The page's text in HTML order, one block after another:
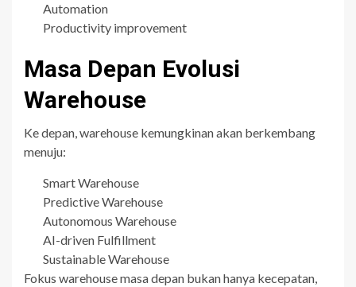
Automation
Productivity improvement
Masa Depan Evolusi
Warehouse
Ke depan, warehouse kemungkinan akan berkembang
menuju:
Smart Warehouse
Predictive Warehouse
Autonomous Warehouse
AI-driven Fulfillment
Sustainable Warehouse
Fokus warehouse masa depan bukan hanya kecepatan,